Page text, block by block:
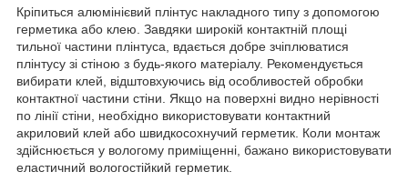
Кріпиться алюмінієвий плінтус накладного типу з допомогою
герметика або клею. Завдяки широкій контактній площі
тильної частини плінтуса, вдається добре зчіплюватися
плінтусу зі стіною з будь-якого матеріалу. Рекомендується
вибирати клей, відштовхуючись від особливостей обробки
контактної частини стіни. Якщо на поверхні видно нерівності
по лінії стіни, необхідно використовувати контактний
акриловий клей або швидкосохнучий герметик. Коли монтаж
здійснюється у вологому приміщенні, бажано використовувати
еластичний вологостійкий герметик.